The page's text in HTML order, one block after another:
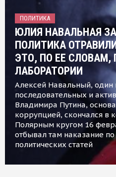
ПОЛИТИКА
ЮЛИЯ НАВАЛЬНАЯ
ПОЛИТИКА
ЭТО, ПО ЕЕ СЛОВАМ,
ЛАБОРАТОРИИ
Алексей Навальный, один
последовательных и
Владимира Путина,
коррупцией, скончался в
Полярным кругом 16
отбывал там наказание
политических статей